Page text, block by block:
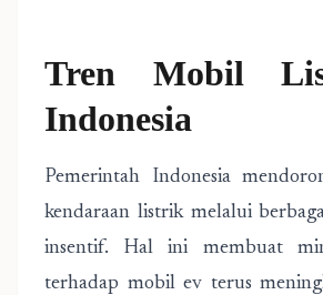
Tren Mobil
Indonesia
Pemerintah Indonesia
kendaraan listrik melalui
insentif. Hal ini membuat
terhadap mobil ev terus